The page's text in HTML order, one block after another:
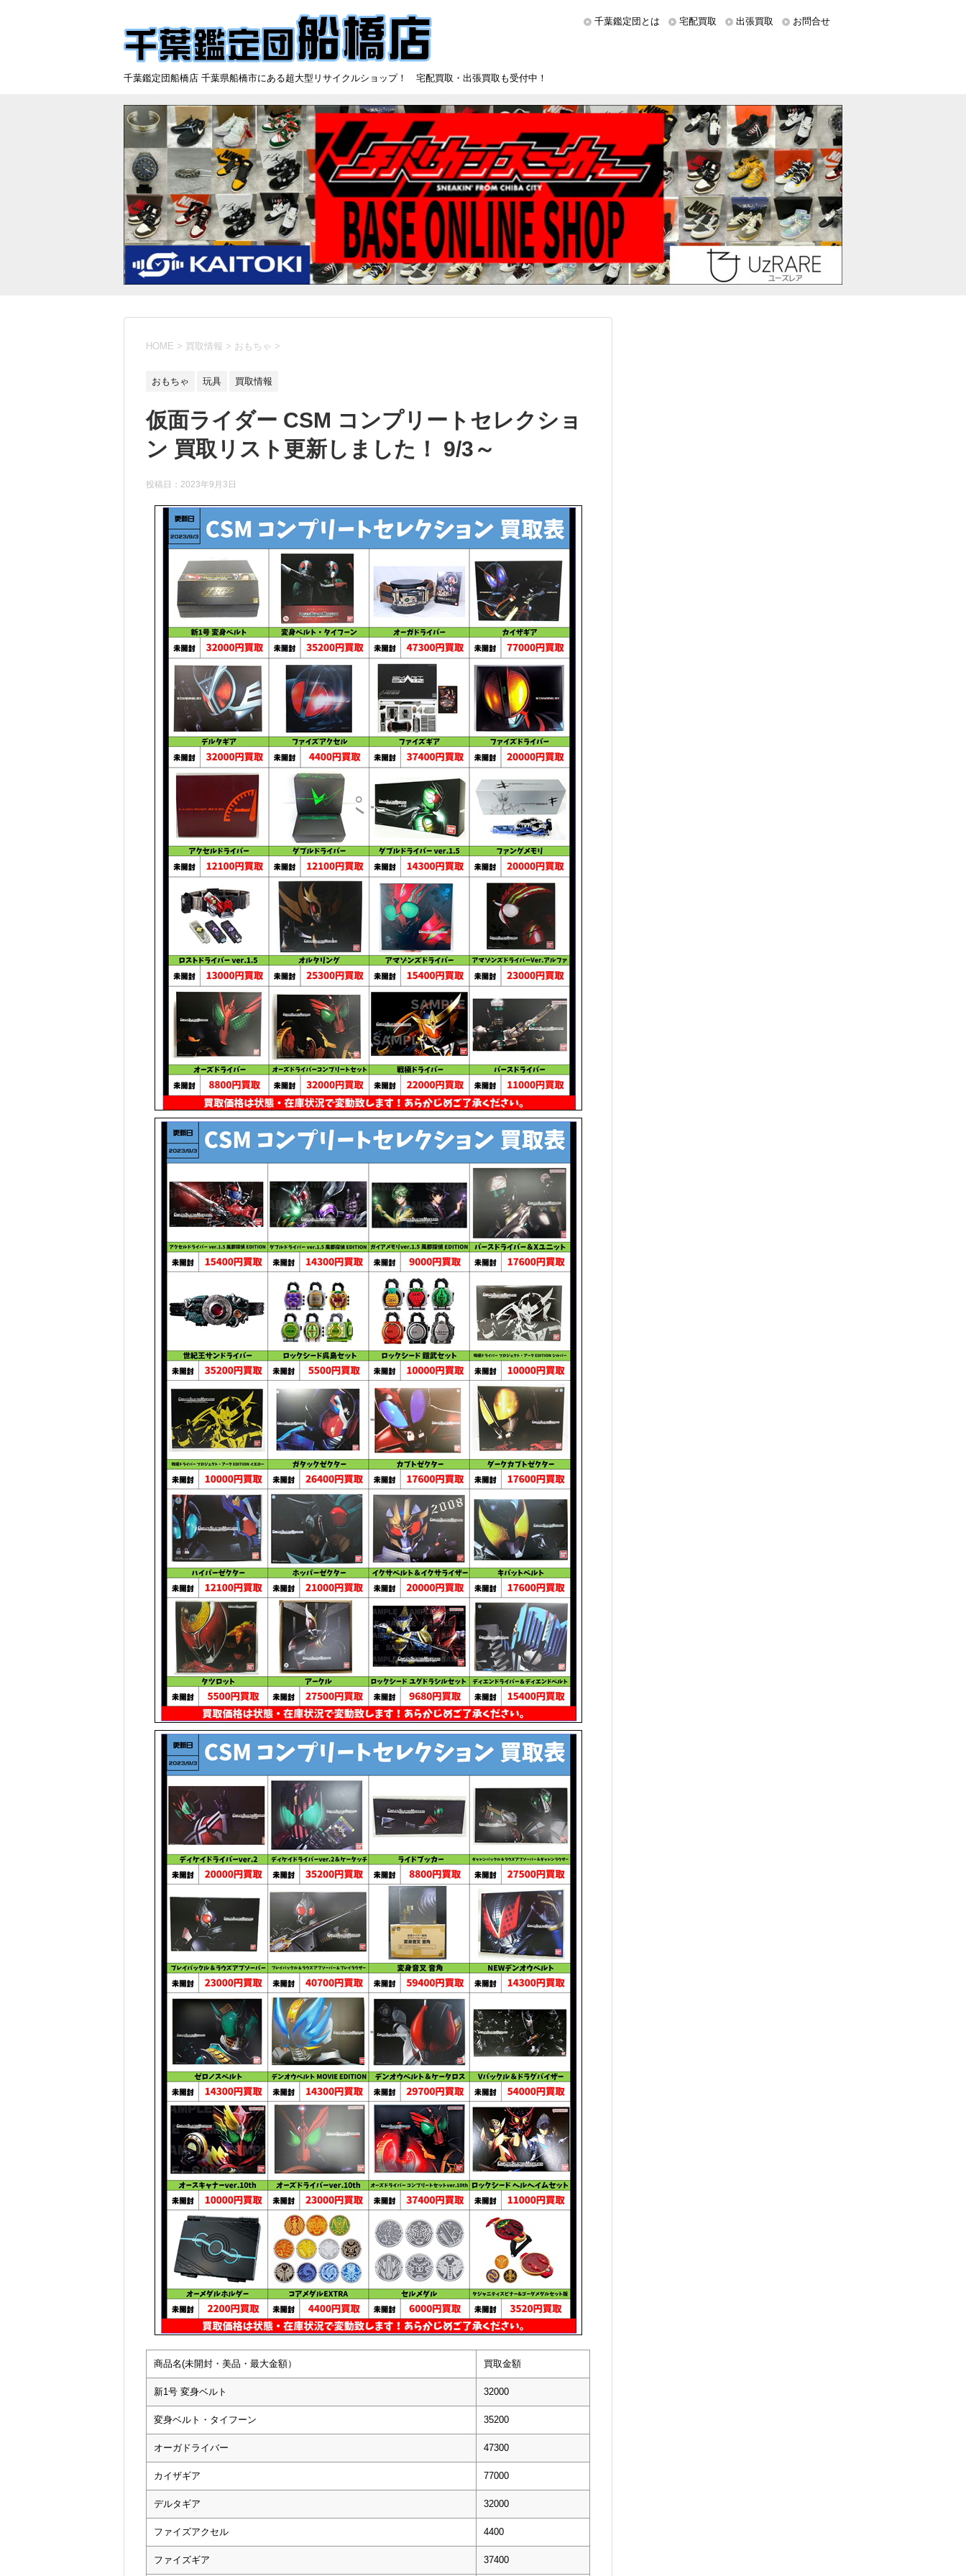
千葉鑑定団船橋店 千葉県船橋市にある超大型リサイクルショップ！ 宅配買取・出張買取も受付中！
千葉鑑定団とは 宅配買取 出張買取 お問合せ
HOME > 買取情報 > おもちゃ >
おもちゃ 玩具 買取情報
仮面ライダー CSM コンプリートセレクショ
ン 買取リスト更新しました！ 9/3～
投稿日： 2023年9月3日
商品名(未開封・美品・最大金額） 買取金額
新1号 変身ベルト 32000
変身ベルト・タイフーン 35200
オーガドライバー 47300
カイザギア 77000
デルタギア 32000
ファイズアクセル 4400
ファイズギア 37400